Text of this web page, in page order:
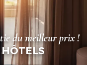
du meilleur prix !